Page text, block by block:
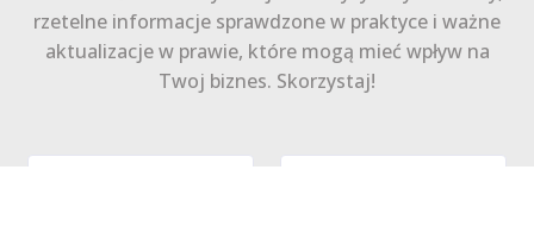
rzetelne informacje sprawdzone w praktyce i ważne
aktualizacje w prawie, które mogą mieć wpływ na
Twoj biznes. Skorzystaj!